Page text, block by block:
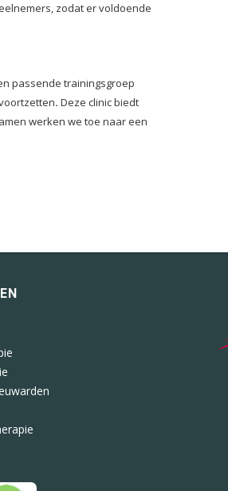
zodat er voldoende
passende trainingsgroep
. Deze clinic biedt
werken we toe naar een